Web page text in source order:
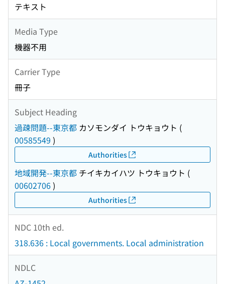
テキスト
Media Type
機器不用
Carrier Type
冊子
Subject Heading
過疎問題--東京都 カソモンダイ トウキョウト (
00585549 )
Authorities
地域開発--東京都 チイキカイハツ トウキョウト (
00602706)
Authorities
NDC 10th ed.
318.636 : Local governments. Local administration
NDLC